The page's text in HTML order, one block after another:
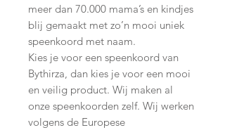
meer dan 70.000 mama’s en kindjes
blij gemaakt met zo’n mooi uniek
speenkoord met naam.
Kies je voor een speenkoord van
Bythirza, dan kies je voor een mooi
en veilig product. Wij maken al
onze speenkoorden zelf. Wij werken
volgens de Europese